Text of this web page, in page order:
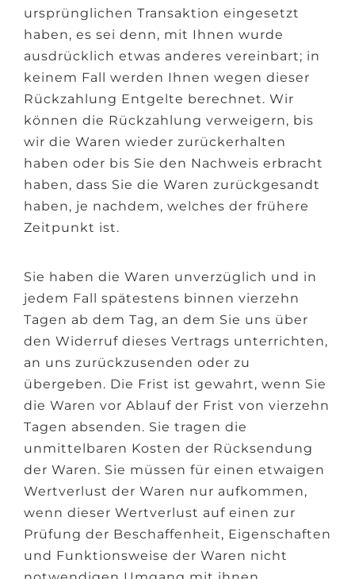
ursprünglichen Transaktion eingesetzt
haben, es sei denn, mit Ihnen wurde
ausdrücklich etwas anderes vereinbart; in
keinem Fall werden Ihnen wegen dieser
Rückzahlung Entgelte berechnet. Wir
können die Rückzahlung verweigern, bis
wir die Waren wieder zurückerhalten
haben oder bis Sie den Nachweis erbracht
haben, dass Sie die Waren zurückgesandt
haben, je nachdem, welches der frühere
Zeitpunkt ist.
Sie haben die Waren unverzüglich und in
jedem Fall spätestens binnen vierzehn
Tagen ab dem Tag, an dem Sie uns über
den Widerruf dieses Vertrags unterrichten,
an uns zurückzusenden oder zu
übergeben. Die Frist ist gewahrt, wenn Sie
die Waren vor Ablauf der Frist von vierzehn
Tagen absenden. Sie tragen die
unmittelbaren Kosten der Rücksendung
der Waren. Sie müssen für einen etwaigen
Wertverlust der Waren nur aufkommen,
wenn dieser Wertverlust auf einen zur
Prüfung der Beschaffenheit, Eigenschaften
und Funktionsweise der Waren nicht